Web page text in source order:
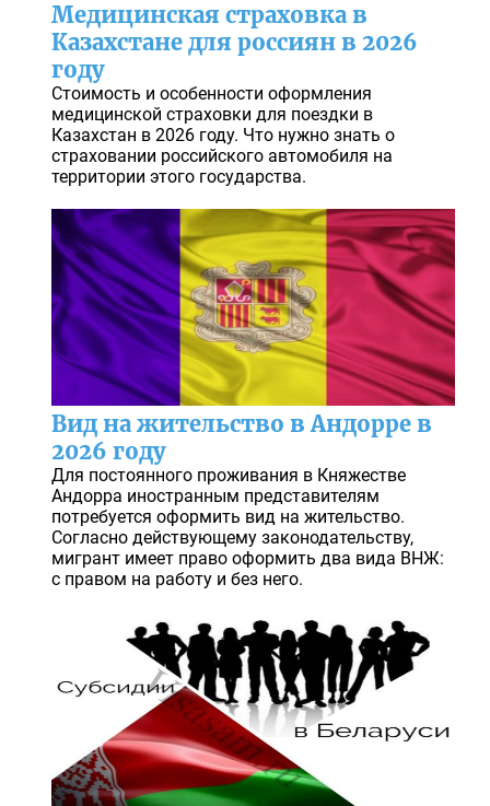
Медицинская страховка в
Казахстане для россиян в 2026
году
Стоимость и особенности оформления
медицинской страховки для поездки в
Казахстан в 2026 году. Что нужно знать о
страховании российского автомобиля на
территории этого государства.
Вид на жительство в Андорре в
2026 году
Для постоянного проживания в Княжестве
Андорра иностранным представителям
потребуется оформить вид на жительство.
Согласно действующему законодательству,
мигрант имеет право оформить два вида ВНЖ:
с правом на работу и без него.